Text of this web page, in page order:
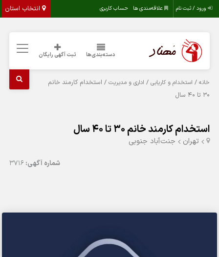
انتخاب استان ورود / ثبت نام علاقه‌مندی ها حساب کاربری
دسته‌بندی‌ها ثبت آگهی رایگان
خانه / استخدام و کاریابی / اداری و مدیریت / استخدام کارمند خانم
۳۰ تا ۴۰ سال
استخدام کارمند خانم ۳۰ تا ۴۰ سال
تهران جنت‌آباد جنوبی
شماره آگهی:3716